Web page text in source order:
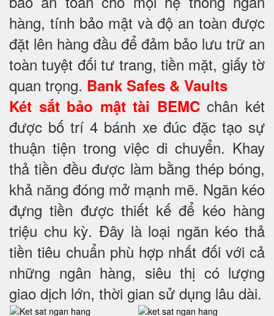
hàng, tính bảo mật và độ an toàn được
đặt lên hàng đầu để đảm bảo lưu trữ an
toàn tuyệt đối tư trang, tiền mặt, giấy tờ
quan trọng. Bank Safes & Vaults
Két sắt bảo mật tài BEMC chân két
được bố trí 4 bánh xe đúc đặc tạo sự
thuận tiện trong việc di chuyển. Khay
thả tiền đều được làm bằng thép bóng,
khả năng đóng mở mạnh mẽ. Ngăn kéo
đựng tiền được thiết kế để kéo hàng
triệu chu kỳ. Đây là loại ngăn kéo thả
tiền tiêu chuẩn phù hợp nhất đối với cả
những ngân hàng, siêu thị có lượng
giao dịch lớn, thời gian sử dụng lâu dài.